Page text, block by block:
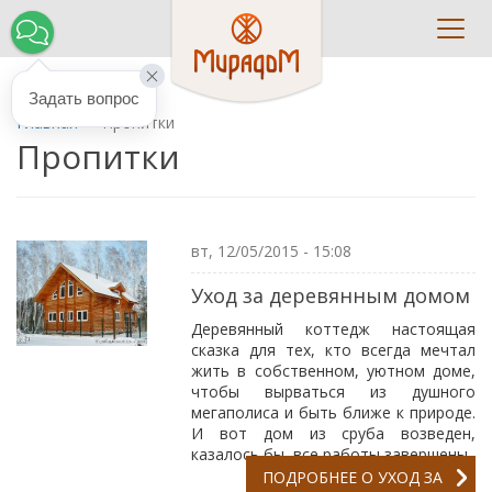
Главная Пропитки
Пропитки
вт, 12/05/2015 - 15:08
Уход за деревянным домом
Деревянный коттедж настоящая
сказка для тех, кто всегда мечтал
жить в собственном, уютном доме,
чтобы вырваться из душного
мегаполиса и быть ближе к природе.
И вот дом из сруба возведен,
казалось бы, все работы завершены.
ПОДРОБНЕЕ О УХОД ЗА
Задать вопрос